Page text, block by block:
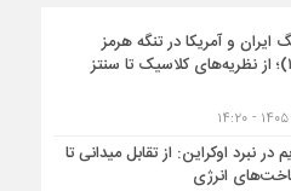
ایران و آمریکا در تنگه هرمز
(۱۴۰۴-۱۴۰۵)؛ از نظریه‌های کلاسیک تا سنتز
در نبرد اوکراین: از تقابل میدانی تا
انرژی